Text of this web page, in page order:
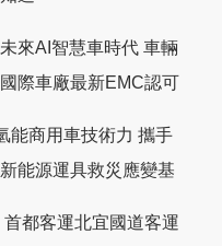
來AI智慧車時代 車輛
際車廠最新EMC認可
能商用車技術力 攜手
能源運具救災應變基
都客運北宜國道客運